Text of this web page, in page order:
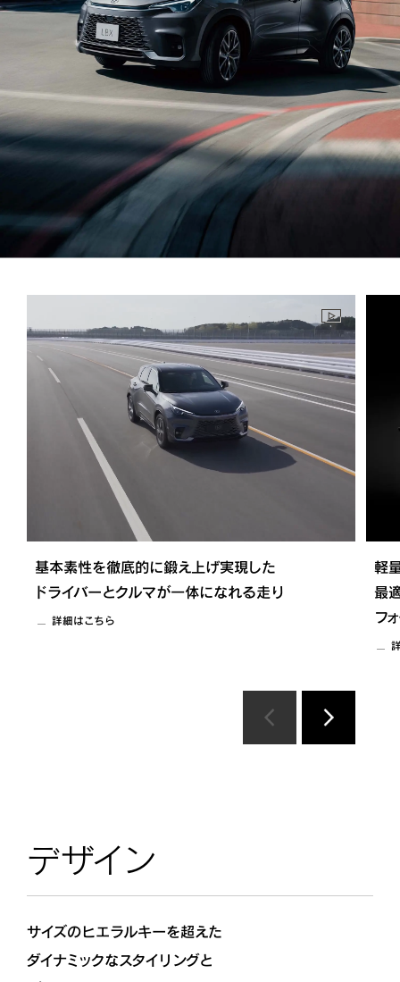
基本素性を徹底的に鍛え上げ実現した
ドライバーとクルマが一体になれる走り
詳細はこちら
軽
最
フ
デザイン
サイズのヒエラルキーを超えた
ダイナミックなスタイリングと